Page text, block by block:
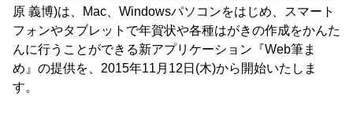
原 義博)は、Mac、Windowsパソコンをはじめ、スマート
フォンやタブレットで年賀状や各種はがきの作成をかんた
んに行うことができる新アプリケーション『Web筆ま
め』の提供を、2015年11月12日(木)から開始いたしま
す。